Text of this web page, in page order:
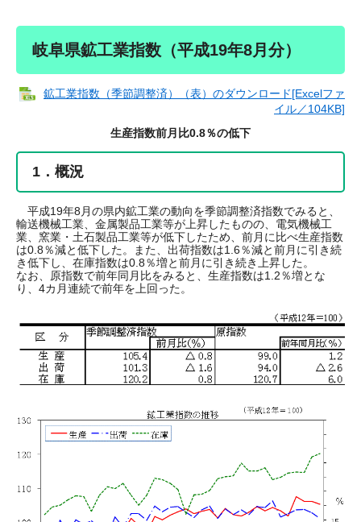
岐阜県鉱工業指数（平成19年8月分）
鉱工業指数（季節調整済）（表）のダウンロード[Excelファ
イル／104KB]
生産指数前月比0.8％の低下
1．概況
平成19年8月の県内鉱工業の動向を季節調整済指数でみると、
輸送機械工業、金属製品工業等が上昇したものの、電気機械工
業、窯業・土石製品工業等が低下したため、前月に比べ生産指数
は0.8％減と低下した。また、出荷指数は1.6％減と前月に引き続
き低下し、在庫指数は0.8％増と前月に引き続き上昇した。
なお、原指数で前年同月比をみると、生産指数は1.2％増とな
り、4カ月連続で前年を上回った。